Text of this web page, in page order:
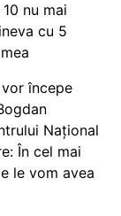
nu mai
cu 5
începe
Național
În cel mai
le vom avea